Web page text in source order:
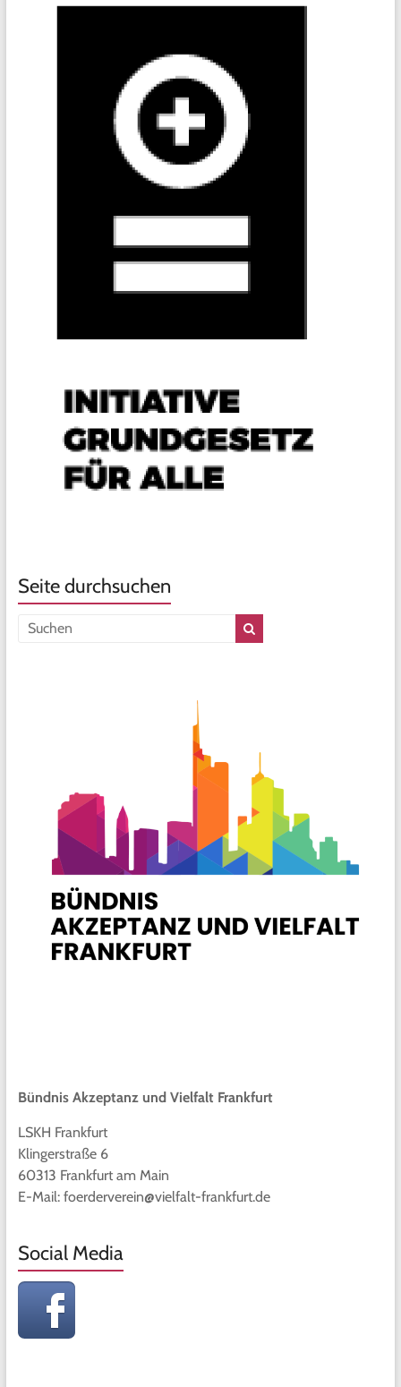
Seite durchsuchen
Bündnis Akzeptanz und Vielfalt Frankfurt
LSKH Frankfurt
Klingerstraße 6
60313 Frankfurt am Main
E-Mail: foerderverein@vielfalt-frankfurt.de
Social Media